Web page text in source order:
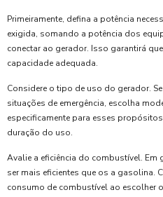
Primeiramente, defina a potência
exigida, somando a potência dos
conectar ao gerador. Isso garantirá
capacidade adequada.
Considere o tipo de uso do gerador.
situações de emergência, escolha
especificamente para esses
duração do uso.
Avalie a eficiência do combustível. Em
ser mais eficientes que os a gasolina.
consumo de combustível ao escolher